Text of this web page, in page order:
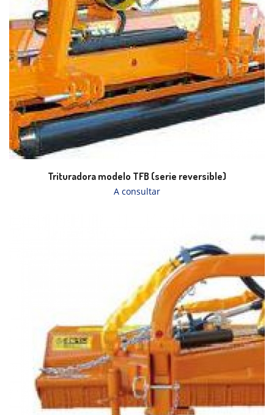
Trituradora modelo TFB (serie reversible)
A consultar